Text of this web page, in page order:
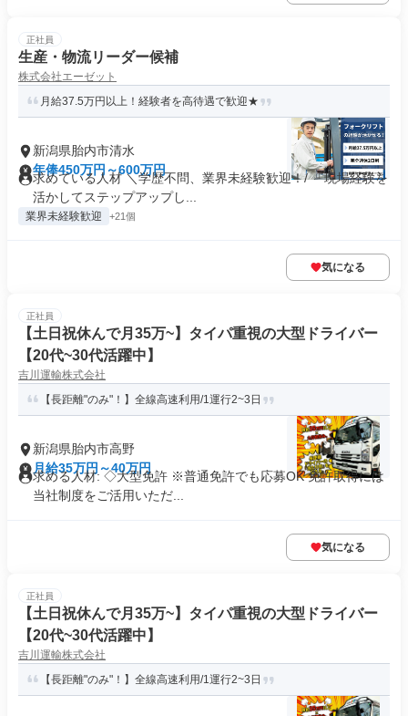
正社員
生産・物流リーダー候補
株式会社エーゼット
月給37.5万円以上！経験者を高待遇で歓迎★
新潟県胎内市清水
年俸450万円～600万円
求めている人材 ＼学歴不問、業界未経験歓迎！/ 「現場経験を
活かしてステップアップし...
業界未経験歓迎 +21個
気になる
正社員
【土日祝休んで月35万~】タイパ重視の大型ドライバー
【20代~30代活躍中】
吉川運輸株式会社
【長距離"のみ"！】全線高速利用/1運行2~3日
新潟県胎内市高野
月給35万円～40万円
求める人材: ◇大型免許 ※普通免許でも応募OK 免許取得には
当社制度をご活用いただ...
気になる
正社員
【土日祝休んで月35万~】タイパ重視の大型ドライバー
【20代~30代活躍中】
吉川運輸株式会社
【長距離"のみ"！】全線高速利用/1運行2~3日